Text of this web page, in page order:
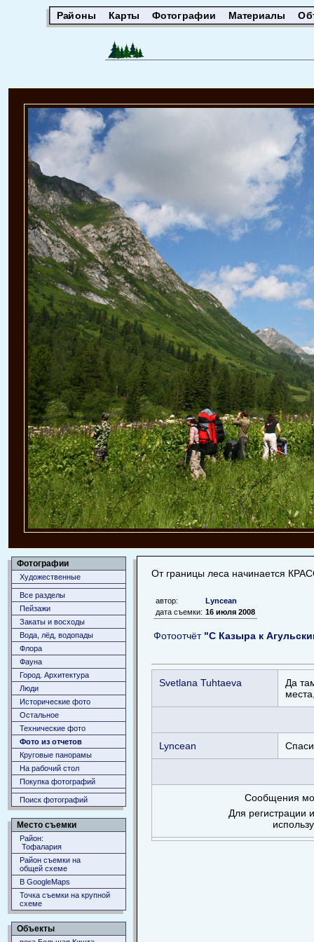
Районы Карты Фотографии Материалы
Фотографии
Художественные
Все разделы
Пейзажи
Закаты и восходы
Вода, лёд, водопады
Флора
Фауна
Город. Архитектура
Люди
Исторические фото
Остальное
Технические фото
Фото из отчетов
Круговые панорамы
На рабочий стол
Покупка фотографий
Поиск фотографий
Место съемки
Район:
Тофалария
Район съемки на
общей схеме
В GoogleMaps
Точка съемки на крупной
схеме
Объекты
От границы леса начинается
автор:
Lyncean
дата съемки: 16 июля 2008
Фотоотчёт "С Казыра к
Svetlana Tuhtaeva
Да
Lyncean
Сообщения
Для регистрации